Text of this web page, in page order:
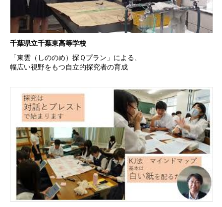
千葉県立千葉東高等学校
「東雲（しののめ）探Ｑプラン」による、
幅広い視野をもつ自立的探究者の育成